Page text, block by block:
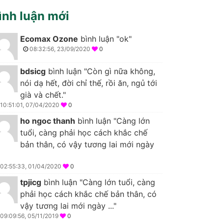
luận mới
Ecomax Ozone bình luận "ok"
08:32:56, 23/09/2020 0
bdsicg bình luận "Còn gì nữa không,
nói dạ hết, đời chỉ thế, rồi ăn, ngủ tới
già và chết."
10:51:01, 07/04/2020 0
ho ngoc thanh bình luận "Càng lớn
tuổi, càng phải học cách khắc chế
bản thân, có vậy tương lai mới ngày
02:55:33, 01/04/2020 0
tpjicg bình luận "Càng lớn tuổi, càng
phải học cách khắc chế bản thân, có
vậy tương lai mới ngày ..."
09:09:56, 05/11/2019 0